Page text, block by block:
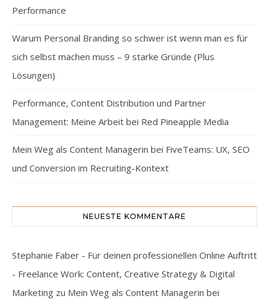
Performance
Warum Personal Branding so schwer ist wenn man es für
sich selbst machen muss – 9 starke Gründe (Plus
Lösungen)
Performance, Content Distribution und Partner
Management: Meine Arbeit bei Red Pineapple Media
Mein Weg als Content Managerin bei FiveTeams: UX, SEO
und Conversion im Recruiting-Kontext
NEUESTE KOMMENTARE
Stephanie Faber - Für deinen professionellen Online Auftritt
- Freelance Work: Content, Creative Strategy & Digital
Marketing zu Mein Weg als Content Managerin bei